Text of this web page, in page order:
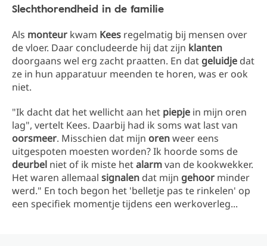
Slechthorendheid in de familie
Als monteur kwam Kees regelmatig bij mensen over
de vloer. Daar concludeerde hij dat zijn klanten
doorgaans wel erg zacht praatten. En dat geluidje dat
ze in hun apparatuur meenden te horen, was er ook
niet.
"Ik dacht dat het wellicht aan het piepje in mijn oren
lag", vertelt Kees. Daarbij had ik soms wat last van
oorsmeer. Misschien dat mijn orenweer eens
uitgespoten moesten worden? Ik hoorde soms de
deurbel niet of ik miste hetalarmvan de kookwekker.
Het waren allemaal signalen dat mijn gehoor minder
werd." En toch begon het 'belletje pas te rinkelen' op
een specifiek momentje tijdens een werkoverleg...